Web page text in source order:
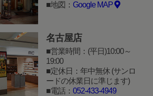
地図： Google MAP
名古屋店
営業時間：(平日)10:00～
19:00
定休日：年中無休 (サンロ
ードの休業日に準じます)
電話： 052-433-4949